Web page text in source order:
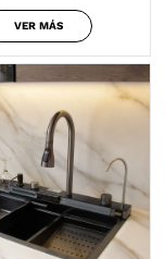
VER MÁS